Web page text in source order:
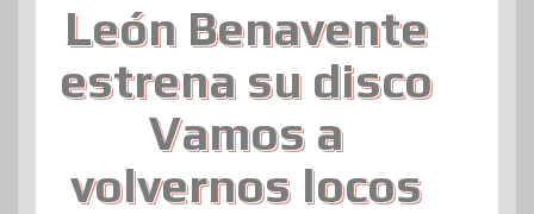
León Benavente
estrena su disco
Vamos a
volvernos locos